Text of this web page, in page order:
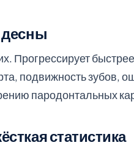
десны
Прогрессирует
подвижность
пародонтальных
статистика